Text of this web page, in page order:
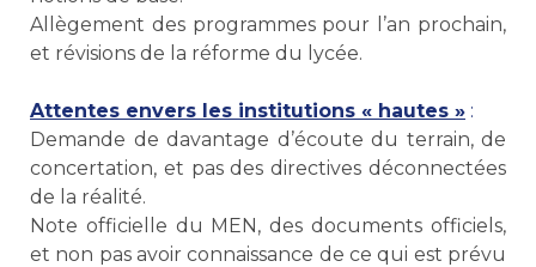
Allègement des programmes pour l’an prochain,
et révisions de la réforme du lycée.
Attentes envers les institutions « hautes » :
Demande de davantage d’écoute du terrain, de
concertation, et pas des directives déconnectées
de la réalité.
Note officielle du MEN, des documents officiels,
et non pas avoir connaissance de ce qui est prévu